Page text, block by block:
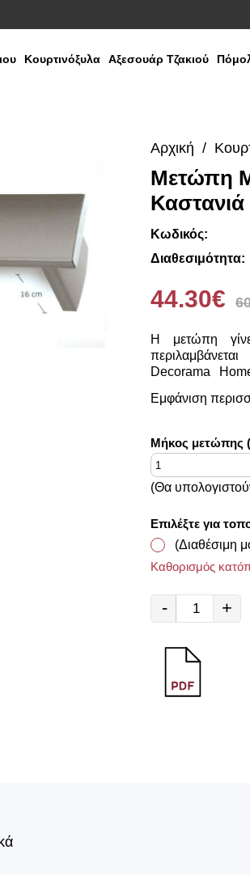
Κουρτινόξυλα Αξεσουάρ Τζακιού
Αρχική
Μετώπη
Καστανιά
Κωδικός:
Διαθεσιμότητα:
44.30€
Η μετώπη
Decorama
κύριο γνώμονα
Εμφάνιση
Mήκος μετώπης
(Θα
Επιλέξτε για
(Διαθέσιμη
Καθορισμός
- +